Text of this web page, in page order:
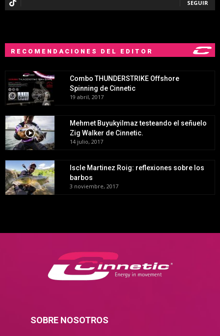
SEGUIR
RECOMENDACIONES DEL EDITOR
Combo THUNDERSTRIKE Offshore
Spinning de Cinnetic
19 abril, 2017
Mehmet Buyukyilmaz testeando el señuelo
Zig Walker de Cinnetic.
14 julio, 2017
Iscle Martinez Roig: reflexiones sobre los
barbos
3 noviembre, 2017
SOBRE NOSOTROS